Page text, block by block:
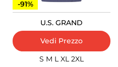
-91%
U.S. GRAND
Vedi Prezzo
S M L XL 2XL